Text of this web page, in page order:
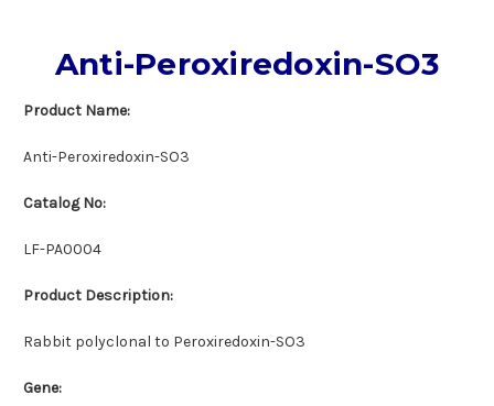
Anti-Peroxiredoxin-SO3
Product Name:
Anti-Peroxiredoxin-SO3
Catalog No:
LF-PA0004
Product Description:
Rabbit polyclonal to Peroxiredoxin-SO3
Gene: